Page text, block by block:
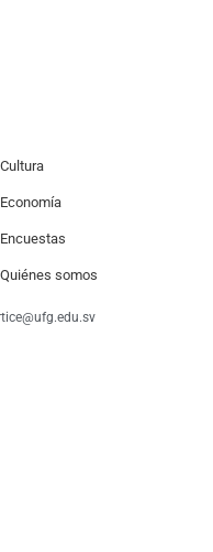
Cultura
Economía
Encuestas
Quiénes somos